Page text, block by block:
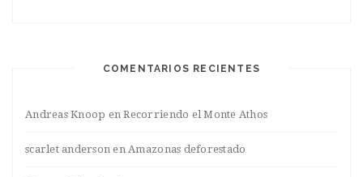
COMENTARIOS RECIENTES
Andreas Knoop enRecorriendo el Monte Athos
scarlet anderson enAmazonas deforestado